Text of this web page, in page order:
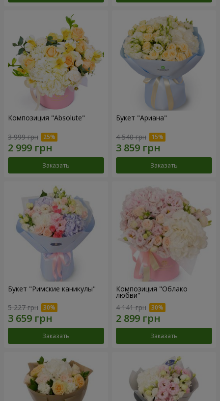
Композиция "Absolute"
3 999 грн
Заказать
Букет "Ариана"
4 540 грн
Заказать
Букет "Римские каникулы"
5 227 грн
Заказать
Композиция "Облако
любви"
4 141 грн
Заказать